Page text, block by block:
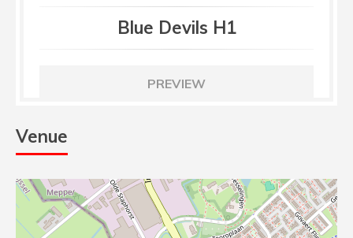
Blue Devils H1
PREVIEW
Venue